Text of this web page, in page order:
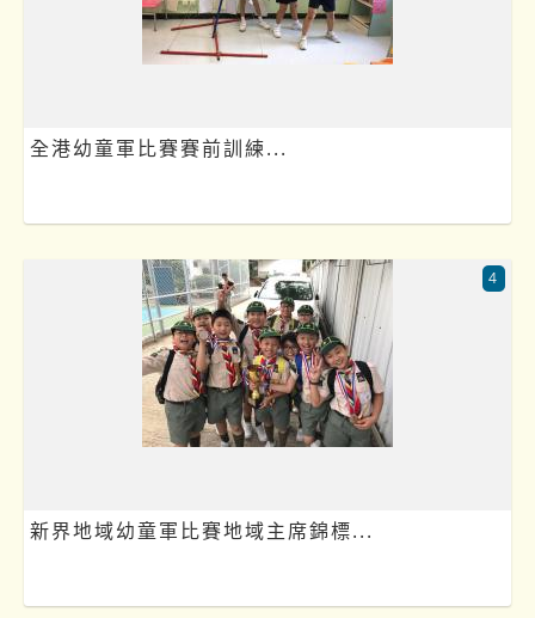
全港幼童軍比賽賽前訓練...
新界地域幼童軍比賽地域主席錦標...
4